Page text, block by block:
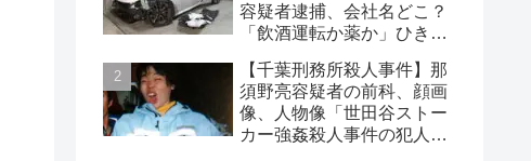
容疑者逮捕、会社名どこ？
「飲酒運転か薬か」ひき逃
【千葉刑務所殺人事件】那
須野亮容疑者の前科、顔画
像、人物像「世田谷ストー
カー強姦殺人事件の犯人」